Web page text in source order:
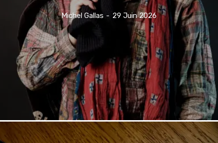
Michel Gallas - 29 Juin 2026